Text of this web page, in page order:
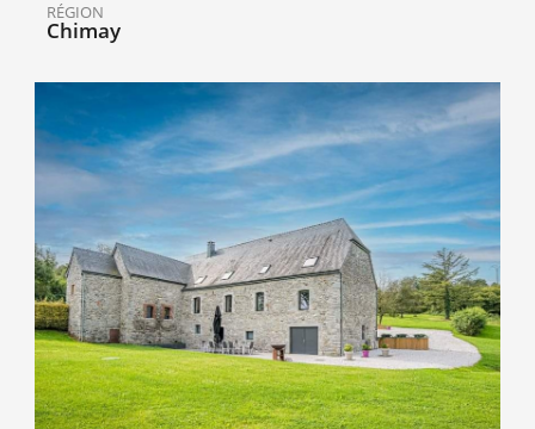
RÉGION
Chimay